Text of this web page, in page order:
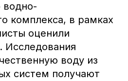
водно-
комплекса, в рамках
оценили
Исследования
воду из
систем получают